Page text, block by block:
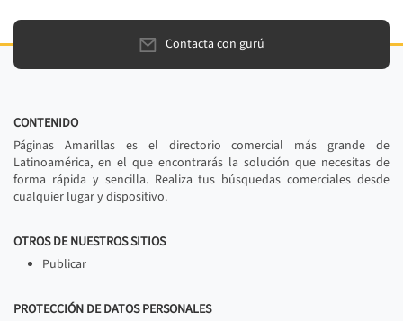
Contacta con gurú
CONTENIDO
Páginas Amarillas es el directorio comercial más grande de
Latinoamérica, en el que encontrarás la solución que necesitas de
forma rápida y sencilla. Realiza tus búsquedas comerciales desde
cualquier lugar y dispositivo.
OTROS DE NUESTROS SITIOS
Publicar
PROTECCIÓN DE DATOS PERSONALES